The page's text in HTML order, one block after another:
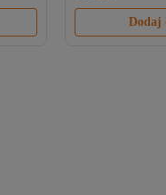
Dodaj